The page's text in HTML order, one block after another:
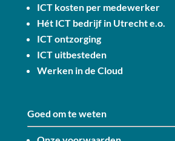
ICT kosten per medewerker
Hét ICT bedrijf in Utrecht e.o.
ICT ontzorging
ICT uitbesteden
Werken in de Cloud
Goed om te weten